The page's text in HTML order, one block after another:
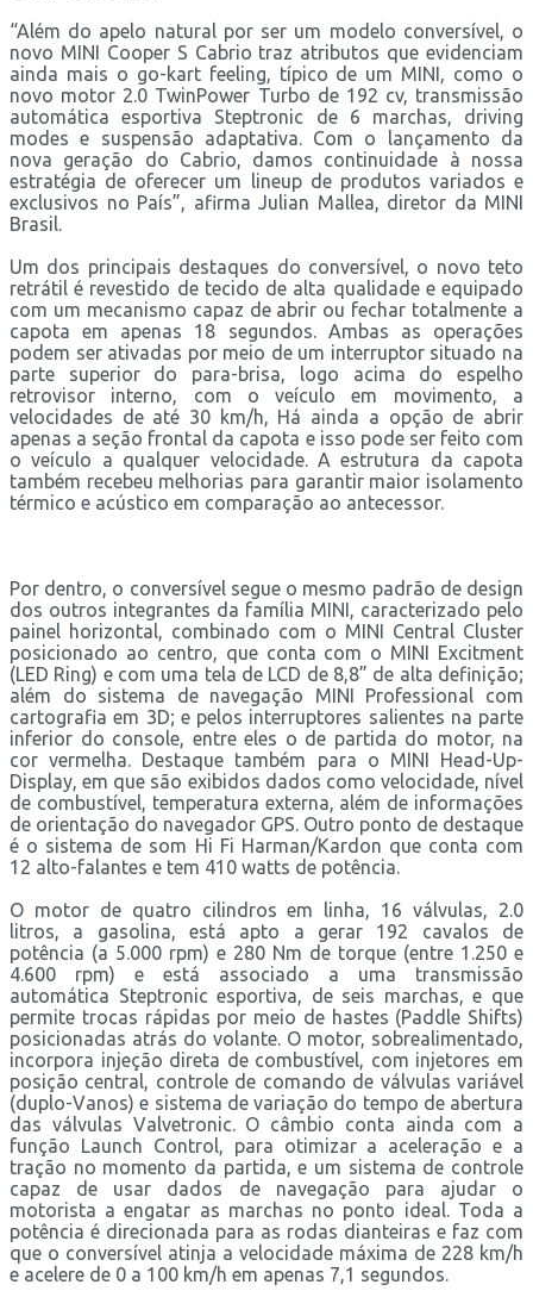
“Além do apelo natural por ser um modelo conversível, o
novo MINI Cooper S Cabrio traz atributos que evidenciam
ainda mais o go-kart feeling, típico de um MINI, como o
novo motor 2.0 TwinPower Turbo de 192 cv, transmissão
automática esportiva Steptronic de 6 marchas, driving
modes e suspensão adaptativa. Com o lançamento da
nova geração do Cabrio, damos continuidade à nossa
estratégia de oferecer um lineup de produtos variados e
exclusivos no País”, afirma Julian Mallea, diretor da MINI
Brasil.
Um dos principais destaques do conversível, o novo teto
retrátil é revestido de tecido de alta qualidade e equipado
com um mecanismo capaz de abrir ou fechar totalmente a
capota em apenas 18 segundos. Ambas as operações
podem ser ativadas por meio de um interruptor situado na
parte superior do para-brisa, logo acima do espelho
retrovisor interno, com o veículo em movimento, a
velocidades de até 30 km/h, Há ainda a opção de abrir
apenas a seção frontal da capota e isso pode ser feito com
o veículo a qualquer velocidade. A estrutura da capota
também recebeu melhorias para garantir maior isolamento
térmico e acústico em comparação ao antecessor.
Por dentro, o conversível segue o mesmo padrão de design
dos outros integrantes da família MINI, caracterizado pelo
painel horizontal, combinado com o MINI Central Cluster
posicionado ao centro, que conta com o MINI Excitment
(LED Ring) e com uma tela de LCD de 8,8” de alta definição;
além do sistema de navegação MINI Professional com
cartografia em 3D; e pelos interruptores salientes na parte
inferior do console, entre eles o de partida do motor, na
cor vermelha. Destaque também para o MINI Head-Up-
Display, em que são exibidos dados como velocidade, nível
de combustível, temperatura externa, além de informações
de orientação do navegador GPS. Outro ponto de destaque
é o sistema de som Hi Fi Harman/Kardon que conta com
12 alto-falantes e tem 410 watts de potência.
O motor de quatro cilindros em linha, 16 válvulas, 2.0
litros, a gasolina, está apto a gerar 192 cavalos de
potência (a 5.000 rpm) e 280 Nm de torque (entre 1.250 e
4.600 rpm) e está associado a uma transmissão
automática Steptronic esportiva, de seis marchas, e que
permite trocas rápidas por meio de hastes (Paddle Shifts)
posicionadas atrás do volante. O motor, sobrealimentado,
incorpora injeção direta de combustível, com injetores em
posição central, controle de comando de válvulas variável
(duplo-Vanos) e sistema de variação do tempo de abertura
das válvulas Valvetronic. O câmbio conta ainda com a
função Launch Control, para otimizar a aceleração e a
tração no momento da partida, e um sistema de controle
capaz de usar dados de navegação para ajudar o
motorista a engatar as marchas no ponto ideal. Toda a
potência é direcionada para as rodas dianteiras e faz com
que o conversível atinja a velocidade máxima de 228 km/h
e acelere de 0 a 100 km/h em apenas 7,1 segundos.